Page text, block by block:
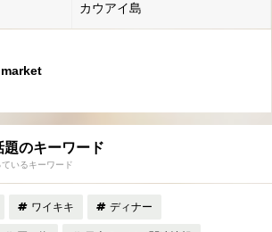
カウアイ島
題のキーワード
いるキーワード
ワイキキ ディナー